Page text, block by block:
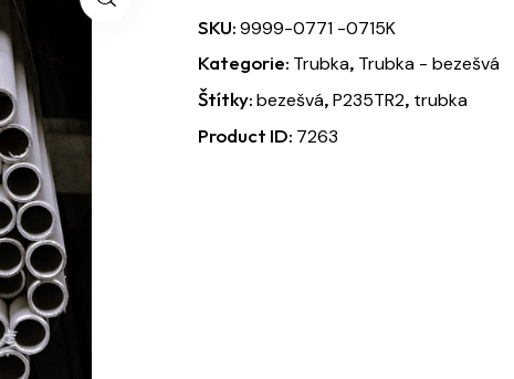
SKU:9999-0771 -0715K
Kategorie: Trubka, Trubka - bezešvá
Štítky:bezešvá,P235TR2, trubka
Product ID: 7263